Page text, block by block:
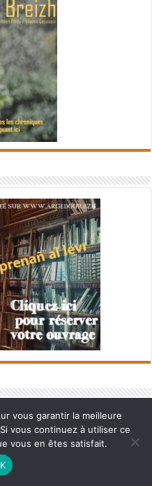
Rio "LA REVOLUTION DES
PLUS
vous garantir la meilleure
vous continuez à utiliser ce
vous en êtes satisfait.